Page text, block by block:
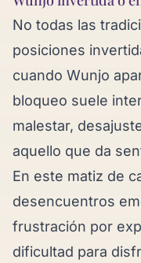
No todas las
posiciones
cuando Wunjo
bloqueo suele
malestar,
aquello que da
En este matiz de
desencuentros
frustración por
dificultad para